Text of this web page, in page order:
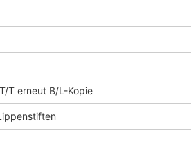
T erneut B/L-Kopie